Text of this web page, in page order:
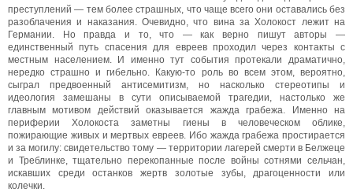
преступлений — тем более страшных, что чаще всего они оставались без
разоблачения и наказания. Очевидно, что вина за Холокост лежит на
Германии. Но правда и то, что — как верно пишут авторы —
единственный путь спасения для евреев проходил через контакты с
местным населением. И именно тут события протекали драматично,
нередко страшно и гибельно. Какую-то роль во всем этом, вероятно,
сыграл предвоенный антисемитизм, но насколько стереотипы и
идеология замешаны в сути описываемой трагедии, настолько же
главным мотивом действий оказывается жажда грабежа. Именно на
периферии Холокоста заметны гиены в человеческом облике,
пожирающие живых и мертвых евреев. Ибо жажда грабежа простирается
и за могилу: свидетельство тому — территории лагерей смерти в Белжеце
и Треблинке, тщательно перекопанные после войны сотнями сельчан,
искавших среди останков жертв золотые зубы, драгоценности или
колечки.